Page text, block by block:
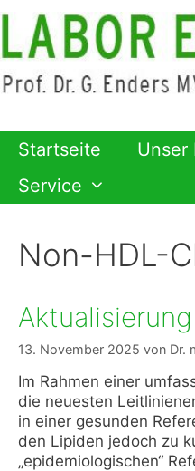
Zum
Inhalt
springen
Startseite Unser
Service
Non-HDL-
13. November 2025 von Dr.
Im Rahmen einer
die neuesten
in einer gesunden
den Lipiden jedoch zu
„epidemiologischen“